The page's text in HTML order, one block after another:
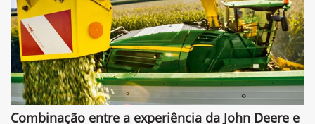
Combinação entre a experiência da John Deere e